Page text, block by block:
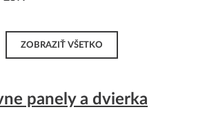
ZOBRAZIŤ VŠETKO
panely a dvierka